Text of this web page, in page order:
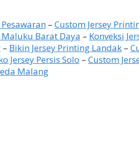
– Custom Jersey
Barat Daya – Konveksi
– Bikin Jersey Printing Landak –
Jersey Persis Solo – Custom
Malang